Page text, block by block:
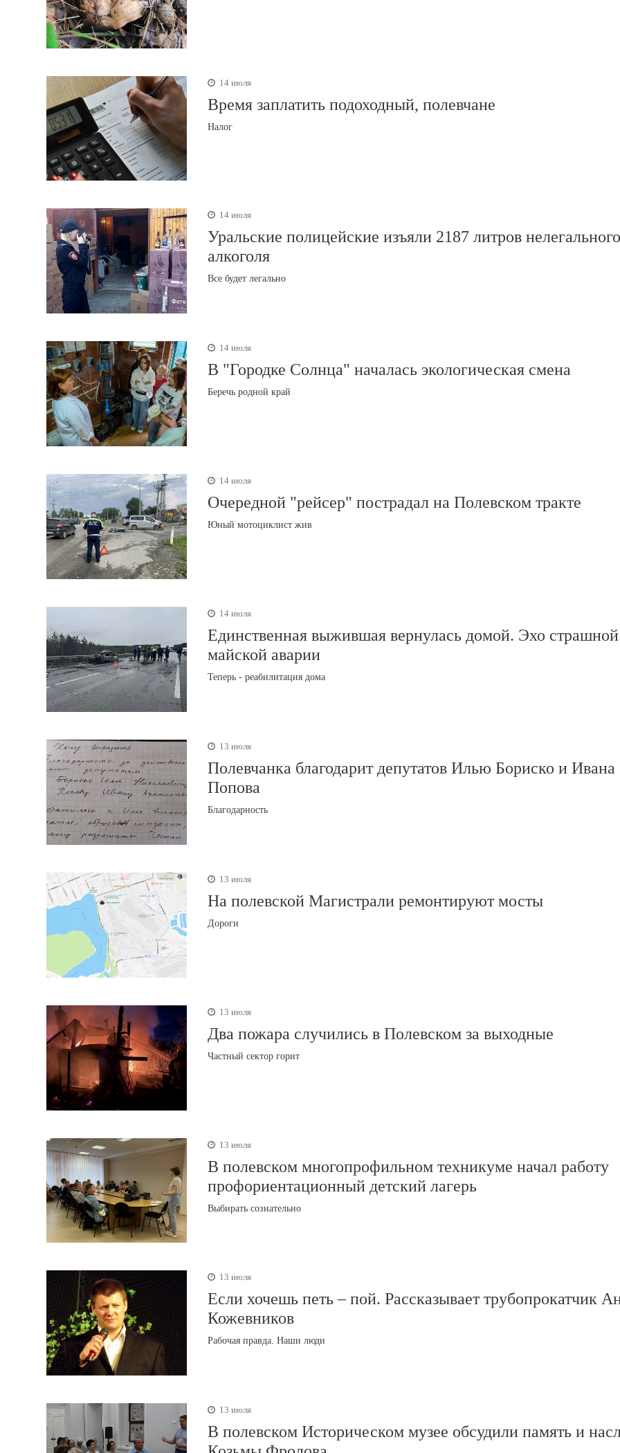
14 июля
Время заплатить подоходный, полевчане
Налог
14 июля
Уральские полицейские изъяли 2187 литров нелегального
алкоголя
Все будет легально
14 июля
В "Городке Солнца" началась экологическая смена
Беречь родной край
14 июля
Очередной "рейсер" пострадал на Полевском тракте
Юный мотоциклист жив
14 июля
Единственная выжившая вернулась домой. Эхо страшной
майской аварии
Теперь - реабилитация дома
13 июля
Полевчанка благодарит депутатов Илью Бориско и Ивана
Попова
Благодарность
13 июля
На полевской Магистрали ремонтируют мосты
Дороги
13 июля
Два пожара случились в Полевском за выходные
Частный сектор горит
13 июля
В полевском многопрофильном техникуме начал работу
профориентационный детский лагерь
Выбирать сознательно
13 июля
Если хочешь петь – пой. Рассказывает трубопрокатчик
Кожевников
Рабочая правда. Наши люди
13 июля
В полевском Историческом музее обсудили память и